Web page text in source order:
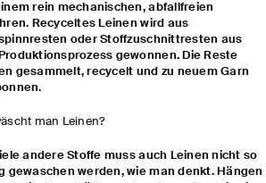
rein mechanischen, abfallfreien
Recyceltes Leinen wird aus
oder Stoffzuschnittresten aus
gewonnen. Die Reste
gesammelt, recycelt und zu neuem Garn
man Leinen?
andere Stoffe muss auch Leinen nicht so
gewaschen werden, wie man denkt. Hängen